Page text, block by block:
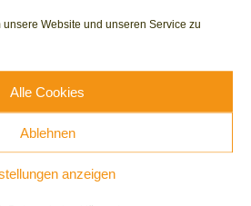
Website und unseren Service zu
Alle Cookies
Ablehnen
anzeigen
Wartung